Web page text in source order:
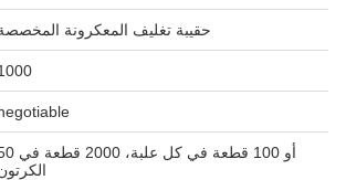
حقيبة تغليف المعكرونة
50 أو 100 قطعة في كل علبة،